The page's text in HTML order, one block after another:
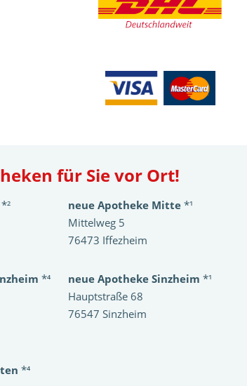
für Sie vor Ort!
*²
neue Apotheke Mitte*¹
Mittelweg 5
76473 Iffezheim
*⁴
neue Apotheke Sinzheim *¹
Hauptstraße 68
76547 Sinzheim
*⁴